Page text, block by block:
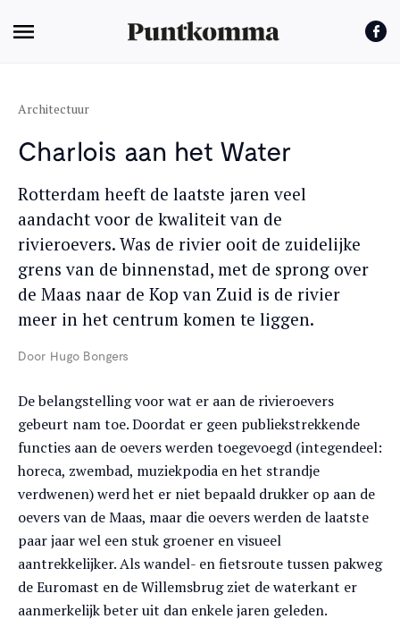
Architectuur
Charlois aan het Water
Rotterdam heeft de laatste jaren veel
aandacht voor de kwaliteit van de
rivieroevers. Was de rivier ooit de zuidelijke
grens van de binnenstad, met de sprong over
de Maas naar de Kop van Zuid is de rivier
meer in het centrum komen te liggen.
Door Hugo Bongers
De belangstelling voor wat er aan de rivieroevers
gebeurt nam toe. Doordat er geen publiekstrekkende
functies aan de oevers werden toegevoegd (integendeel:
horeca, zwembad, muziekpodia en het strandje
verdwenen) werd het er niet bepaald drukker op aan de
oevers van de Maas, maar die oevers werden de laatste
paar jaar wel een stuk groener en visueel
aantrekkelijker. Als wandel- en fietsroute tussen pakweg
de Euromast en de Willemsbrug ziet de waterkant er
aanmerkelijk beter uit dan enkele jaren geleden.